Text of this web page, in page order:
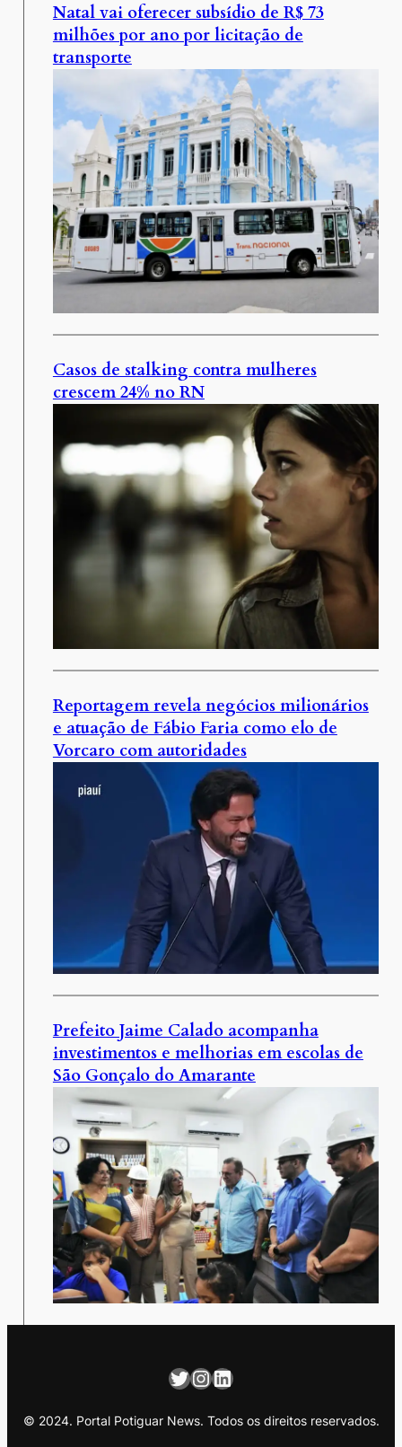
Natal vai oferecer subsídio de R$ 73
milhões por ano por licitação de
transporte
Casos de stalking contra mulheres
crescem 24% no RN
Reportagem revela negócios milionários
e atuação de Fábio Faria como elo de
Vorcaro com autoridades
Prefeito Jaime Calado acompanha
investimentos e melhorias em escolas de
São Gonçalo do Amarante
Twitter
Instagram
LinkedIn
© 2024. Portal Potiguar News. Todos os direitos reservados.